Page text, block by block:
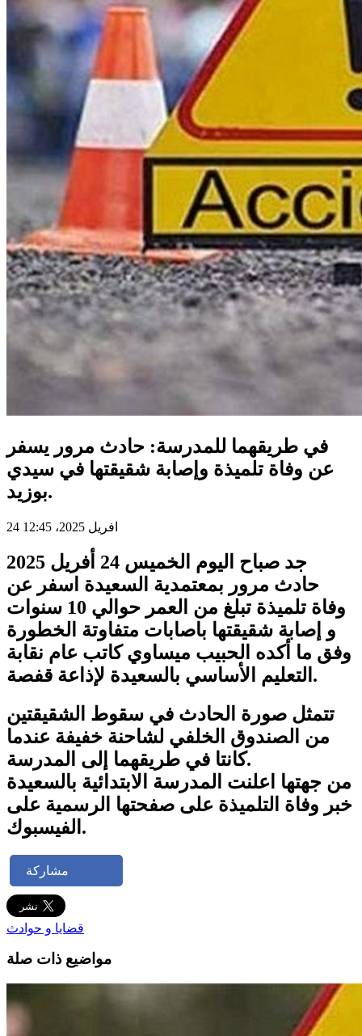
في طريقهما للمدرسة: حادث مرور يسفر
عن وفاة تلميذة وإصابة شقيقتها في سيدي
بوزيد.
24 افريل 2025، 12:45
جد صباح اليوم الخميس 24 أفريل 2025
حادث مرور بمعتمدية السعيدة اسفر عن
وفاة تلميذة تبلغ من العمر حوالي 10 سنوات
و إصابة شقيقتها باصابات متفاوتة الخطورة
وفق ما أكده الحبيب ميساوي كاتب عام نقابة
التعليم الأساسي بالسعيدة لإذاعة قفصة.
تتمثل صورة الحادث في سقوط الشقيقتين
من الصندوق الخلفي لشاحنة خفيفة عندما
كانتا في طريقهما إلى المدرسة.
من جهتها اعلنت المدرسة الابتدائية بالسعيدة
خبر وفاة التلميذة على صفحتها الرسمية على
الفيسبوك.
مشاركة
قضايا و حوادث
مواضيع ذات صلة